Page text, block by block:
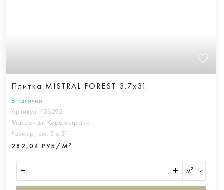
Плитка MISTRAL FOREST 3.7x31
В наличии
Артикул: 136292
Материал: Керамогранит
Размер, см: 3 х 31
282,04 РУБ/М²
м²